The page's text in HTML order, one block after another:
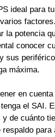
ideal para
la potencia
conocer
sus
máxima.
en
el SAI.
de cuánto
para